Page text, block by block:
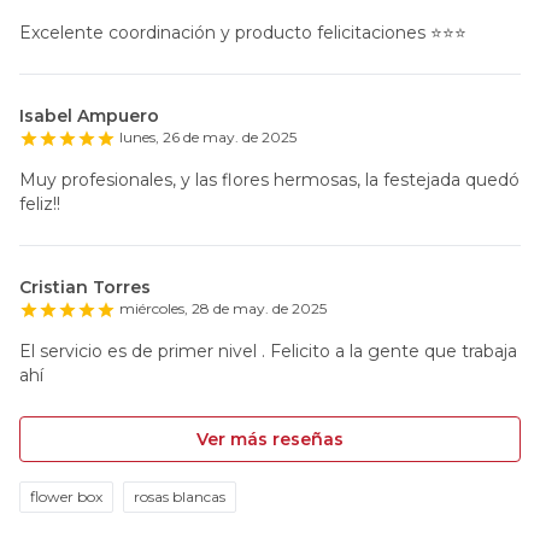
Excelente coordinación y producto felicitaciones ⭐️⭐️⭐️
Isabel Ampuero
lunes, 26 de may. de 2025
Muy profesionales, y las flores hermosas, la festejada quedó
feliz!!
Cristian Torres
miércoles, 28 de may. de 2025
El servicio es de primer nivel . Felicito a la gente que trabaja
ahí
Ver más reseñas
flower box rosas blancas